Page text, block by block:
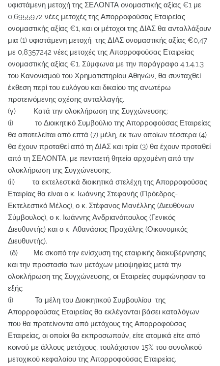
υφιστάμενη μετοχή της ΣΕΛΟΝΤΑ ονομαστικής αξίας €1 με
0,6955972 νέες μετοχές της Απορροφούσας Εταιρείας
ονομαστικής αξίας €1, και οι μέτοχοι της ΔΙΑΣ θα ανταλλάξουν
μια (1) υφιστάμενη μετοχή της ΔΙΑΣ ονομαστικής αξίας €0,47
με 0,8357242 νέες μετοχές της Απορροφούσας Εταιρείας
ονομαστικής αξίας €1. Σύμφωνα με την παράγραφο 4.1.4.1.3
του Κανονισμού του Χρηματιστηρίου Αθηνών, θα συνταχθεί
έκθεση περί του ευλόγου και δικαίου της ανωτέρω
προτεινόμενης σχέσης ανταλλαγής.
(γ) Κατά την ολοκλήρωση της Συγχώνευσης:
(i) το Διοικητικό Συμβούλιο της Απορροφούσας Εταιρείας
θα αποτελείται από επτά (7) μέλη, εκ των οποίων τέσσερα (4)
θα έχουν προταθεί από τη ΔΙΑΣ και τρία (3) θα έχουν προταθεί
από τη ΣΕΛΟΝΤΑ, με πενταετή θητεία αρχομένη από την
ολοκλήρωση της Συγχώνευσης.
(ii) τα εκτελεστικά διοικητικά στελέχη της Απορροφούσας
Εταιρίας θα είναι ο κ. Ιωάννης Στεφανής (Πρόεδρος-
Εκτελεστικό Μέλος), ο κ. Στέφανος Μανέλλης (Διευθύνων
Σύμβουλος), ο κ. Ιωάννης Ανδριανόπουλος (Γενικός
Διευθυντής) και ο κ. Αθανάσιος Πραχάλης (Οικονομικός
Διευθυντής).
(δ) Με σκοπό την ενίσχυση της εταιρικής διακυβέρνησης
και την προστασία των μετόχων μειοψηφίας μετά την
ολοκλήρωση της Συγχώνευσης, οι Εταιρείες συμφώνησαν τα
εξής:
(i) Τα μέλη του Διοικητικού Συμβουλίου της
Απορροφούσας Εταιρείας θα εκλέγονται βάσει καταλόγων
που θα προτείνοντα από μετόχους της Απορροφούσας
Εταιρείας, οι οποίοι θα εκπροσωπούν, είτε ατομικά είτε από
κοινού με άλλους μετόχους, τουλάχιστον 15% του συνολικού
μετοχικού κεφαλαίου της Απορροφούσας Εταιρείας.